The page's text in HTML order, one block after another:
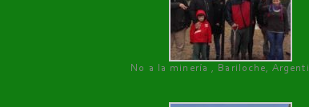
No a la minería , Bariloche,